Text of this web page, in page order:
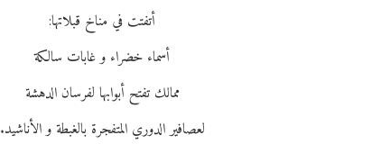
أتفتت في مناخ قبلاتها:
أسماء خضراء و غابات سالكة
ممالك تفتح أبوابها لفرسان الدهشة
لعصافير الدوري المتفجرة بالغبطة و الأناشيد.